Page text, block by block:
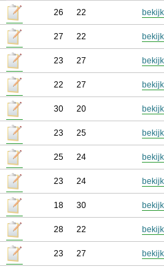
26 22
27 22
23 27
22 27
30 20
23 25
25 24
23 24
18 30
28 22
23 27